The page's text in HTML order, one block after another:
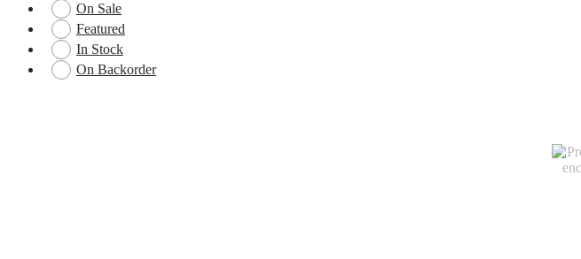
On Sale
Featured
In Stock
On Backorder